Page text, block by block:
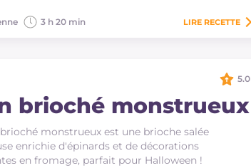
3 h 20 min LIRE RECETTE
brioché monstrueux
monstrueux est une brioche salée
enrichie d'épinards et de décorations
en fromage, parfait pour Halloween !
5.0